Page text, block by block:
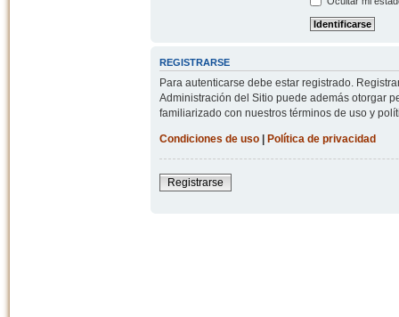
REGISTRARSE
Para autenticarse debe estar registrado.
Administración del Sitio puede además otorgar
familiarizado con nuestros términos de uso y
Condiciones de uso| Política de privacidad
Registrarse